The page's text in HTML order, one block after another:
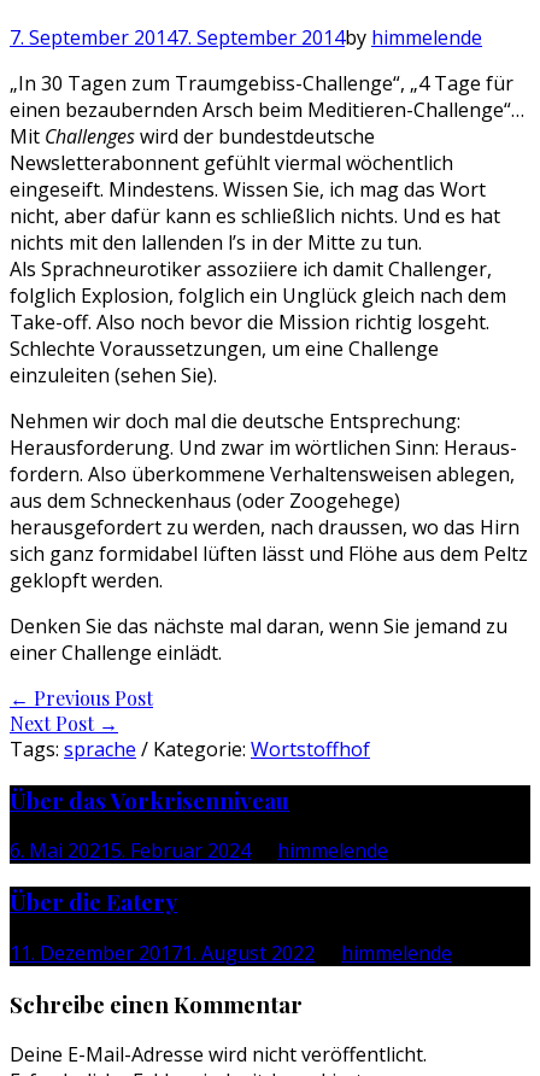
7. September 20147. September 2014by himmelende
„In 30 Tagen zum Traumgebiss-Challenge“, „4 Tage für
einen bezaubernden Arsch beim Meditieren-Challenge“…
Mit Challengeswird der bundestdeutsche
Newsletterabonnent gefühlt viermal wöchentlich
eingeseift. Mindestens. Wissen Sie, ich mag das Wort
nicht, aber dafür kann es schließlich nichts. Und es hat
nichts mit den lallenden l’s in der Mitte zu tun.
Als Sprachneurotiker assoziiere ich damit Challenger,
folglich Explosion, folglich ein Unglück gleich nach dem
Take-off. Also noch bevor die Mission richtig losgeht.
Schlechte Voraussetzungen, um eine Challenge
einzuleiten (sehen Sie).
Nehmen wir doch mal die deutsche Entsprechung:
Herausforderung. Und zwar im wörtlichen Sinn: Heraus-
fordern. Also überkommene Verhaltensweisen ablegen,
aus dem Schneckenhaus (oder Zoogehege)
herausgefordert zu werden, nach draussen, wo das Hirn
sich ganz formidabel lüften lässt und Flöhe aus dem Peltz
geklopft werden.
Denken Sie das nächste mal daran, wenn Sie jemand zu
einer Challenge einlädt.
Post
navigation
← Previous Post
Next Post →
Tags: sprache / Kategorie: Wortstoffhof
Über das Vorkrisenniveau
6. Mai 20215. Februar 2024by himmelende
Über die Eatery
11. Dezember 20171. August 2022 himmelende
Schreibe einen Kommentar
Deine E-Mail-Adresse wird nicht veröffentlicht.